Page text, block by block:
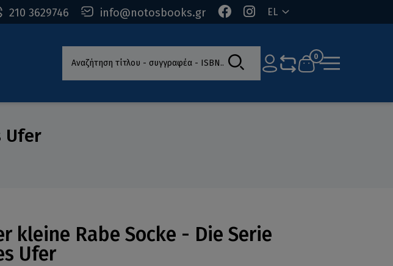
210 3629746 info@notosbooks.gr EL
Αναζήτηση τίτλου - συγγραφέα - ISBN 0
Ufer
kleine Rabe Socke - Die Serie
Ufer